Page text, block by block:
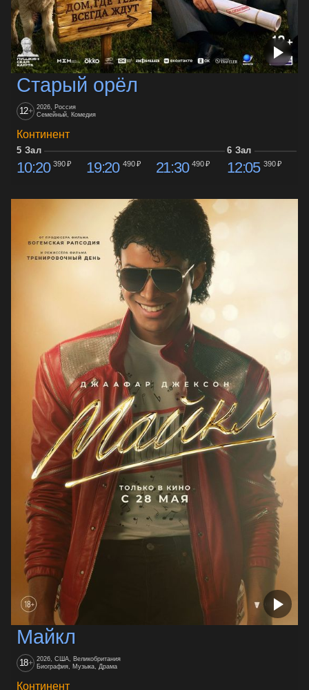
Старый орёл
12+ 2026, Россия
Семейный, Комедия
Континент
5 Зал
10:20 390 ₽ 19:20 490 ₽ 21:30 490 ₽
6 Зал
12:05 390 ₽
Майкл
18+ 2026, США, Великобритания
Биография, Музыка, Драма
Континент